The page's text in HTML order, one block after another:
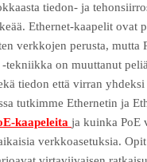
tiedon- ja
Ethernet-kaapelit ovat
verkkojen perusta, mutta
-tekniikka on muuttanut peliä
tiedon että virran
tutkimme Ethernetin ja
kaapeleita ja kuinka PoE
​​verkkoasetuksia.